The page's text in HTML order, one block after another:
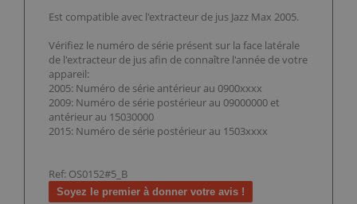
Est compatible avec l'extracteur de jus Jazz Max 2005.
Vérifiez le numéro de série présent sur la face latérale
de l'extracteur de jus afin de connaître l'année de votre
appareil:
2005: Numéro de série antérieur au 0900xxxx
2009: Numéro de série postérieur au 09000000 et
antérieur au 15030000
2015: Numéro de série postérieur au 1503xxxx
Ref: OS0152#5_B
Soyez le premier à donner votre avis !